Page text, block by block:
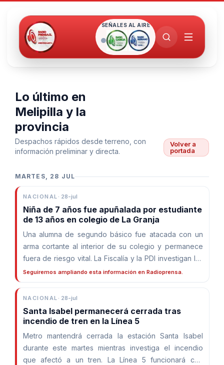
SEÑALES AL AIRE
Lo último en
Melipilla y la
provincia
Despachos rápidos desde terreno, con
información preliminar y directa.
Volver a
portada
MARTES, 28 JUL
NACIONAL · 28-jul
Niña de 7 años fue apuñalada por estudiante
de 13 años en colegio de La Granja
Una alumna de segundo básico fue atacada con un
arma cortante al interior de su colegio y permanece
fuera de riesgo vital. La Fiscalía y la PDI investigan las
circunstancias del hecho y las motivaciones de la
agresión.
Seguiremos ampliando esta información en Radioprensa.
NACIONAL · 28-jul
Santa Isabel permanecerá cerrada tras
incendio de tren en la Línea 5
Metro mantendrá cerrada la estación Santa Isabel
durante este martes mientras investiga el incendio
que afectó a un tren. La Línea 5 funcionará con